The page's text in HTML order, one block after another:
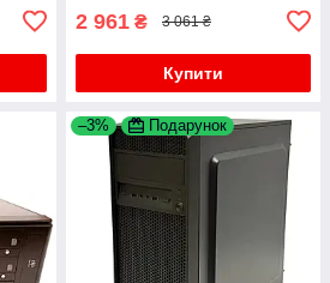
2 961 ₴ 3 061 ₴
Купити
–3% Подарунок